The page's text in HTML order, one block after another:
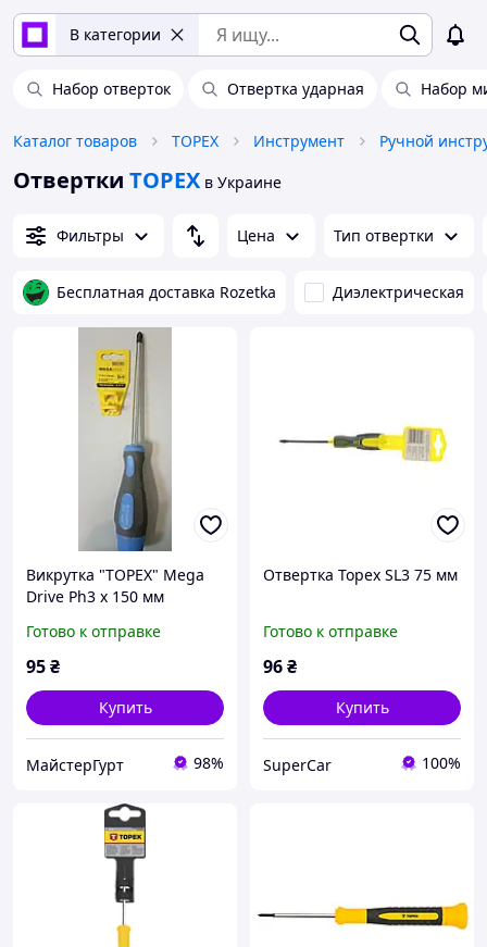
В категории
Набор отверток Отвертка ударная Набор
Каталог товаров TOPEX Инструмент Ручной
Отвертки TOPEX в Украине
Фильтры Цена Тип отвертки
Бесплатная доставка Rozetka Диэлектрическая
Викрутка "TOPEX" Mega
Drive Ph3 x 150 мм
Готово к отправке
95₴
Купить
МайстерГурт 98%
Отвертка Topex SL3 75 мм
Готово к отправке
96₴
Купить
SuperCar 100%